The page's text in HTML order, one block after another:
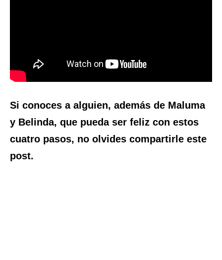
Si conoces a alguien, además de Maluma
y Belinda, que pueda ser feliz con estos
cuatro pasos, no olvides compartirle este
post.